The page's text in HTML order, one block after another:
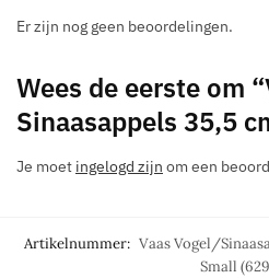
Er zijn nog geen beoordelingen.
Wees de eerste om
Sinaasappels 35,5
Je moet ingelogd zijn om een
Artikelnummer: Vaas Vogel/
Small